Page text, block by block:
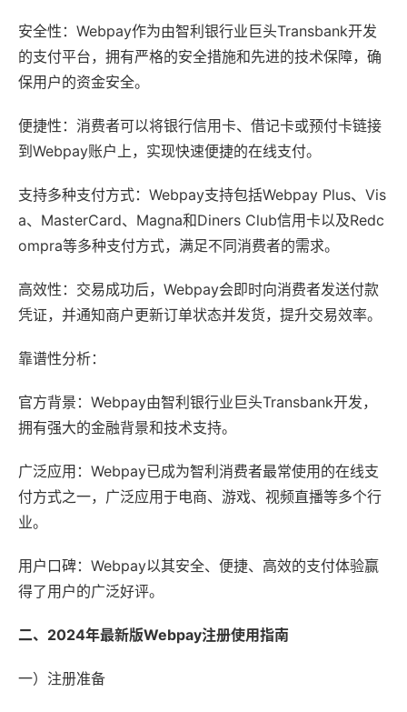
安全性：Webpay作为由智利银行业巨头Transbank开发
的支付平台，拥有严格的安全措施和先进的技术保障，确
保用户的资金安全。
便捷性：消费者可以将银行信用卡、借记卡或预付卡链接
到Webpay账户上，实现快速便捷的在线支付。
支持多种支付方式：Webpay支持包括Webpay Plus、Vis
a、MasterCard、Magna和Diners Club信用卡以及Redc
ompra等多种支付方式，满足不同消费者的需求。
高效性：交易成功后，Webpay会即时向消费者发送付款
凭证，并通知商户更新订单状态并发货，提升交易效率。
靠谱性分析：
官方背景：Webpay由智利银行业巨头Transbank开发，
拥有强大的金融背景和技术支持。
广泛应用：Webpay已成为智利消费者最常使用的在线支
付方式之一，广泛应用于电商、游戏、视频直播等多个行
业。
用户口碑：Webpay以其安全、便捷、高效的支付体验赢
得了用户的广泛好评。
二、2024年最新版Webpay注册使用指南
一）注册准备